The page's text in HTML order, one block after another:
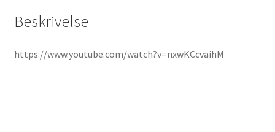
Beskrivelse
https://www.youtube.com/watch?v=nxwKCcvaihM